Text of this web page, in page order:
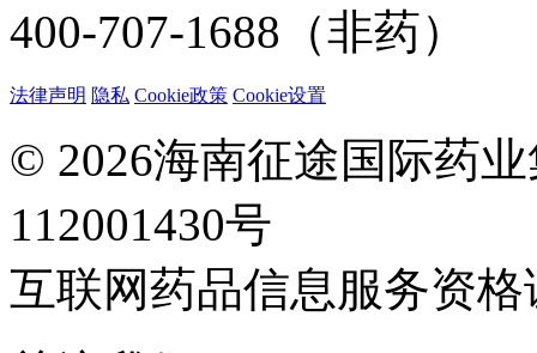
400-707-1688（非药）
法律声明 隐私 Cookie政策 Cookie设置
© 2026海南征途国际药
112001430号
互联网药品信息服务资